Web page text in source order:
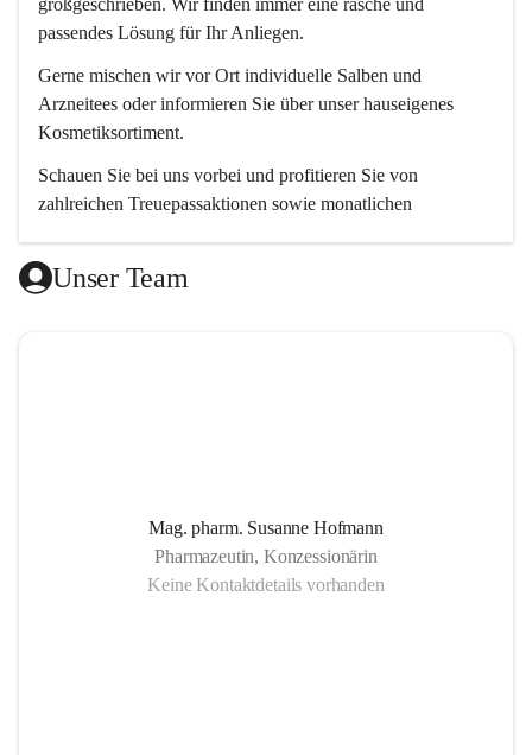
großgeschrieben. Wir finden immer eine rasche und
passendes Lösung für Ihr Anliegen.
Gerne mischen wir vor Ort individuelle Salben und
Arzneitees oder informieren Sie über unser hauseigenes
Kosmetiksortiment.
Schauen Sie bei uns vorbei und profitieren Sie von
zahlreichen Treuepassaktionen sowie monatlichen
Wir freuen uns auf Ihren Besuch! 😊
Unser Team
Mag. pharm. Susanne Hofmann
Pharmazeutin, Konzessionärin
Keine Kontaktdetails vorhanden